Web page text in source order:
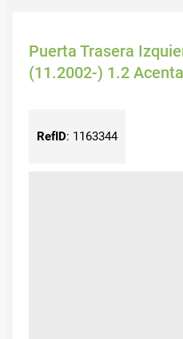
Puerta Trasera
(11.2002-) 1.2
RefID: 1163344